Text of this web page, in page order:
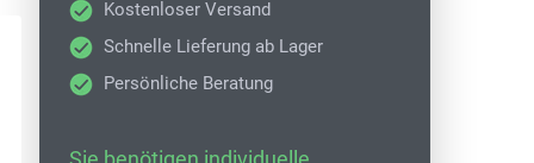
Kostenloser Versand
Schnelle Lieferung ab Lager
Persönliche Beratung